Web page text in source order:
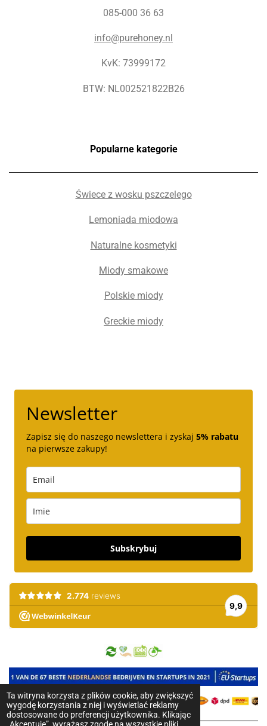
Ta witryna korzysta z plików cookie, aby zwiększyć
wygodę korzystania z niej i wyświetlać reklamy
dostosowane do preferencji użytkownika. Klikając
085-000 36 63
info@purehoney.nl
KvK: 73999172
BTW: NL002521822B26
Popularne kategorie
Świece z wosku pszczelego
Lemoniada miodowa
Naturalne kosmetyki
Miody smakowe
Polskie miody
Greckie miody
Newsletter
Zapisz się do naszego newslettera i zyskaj 5% rabatu
na pierwsze zakupy!
Subskrybuj